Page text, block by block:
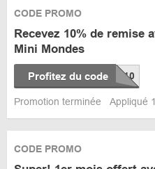
CODE PROMO
Recevez 10% de remise
Mini Mondes
Profitez du code
Promotion terminée Appliqué
CODE PROMO